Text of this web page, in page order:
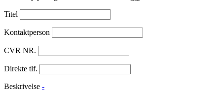
Titel
Kontaktperson
CVR NR.
Direkte tlf.
Beskrivelse -